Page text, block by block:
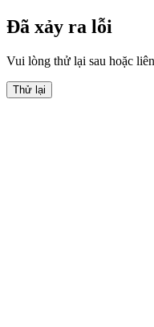
Đã xảy ra lỗi
Vui lòng thử lại sau hoặc
Thử lại